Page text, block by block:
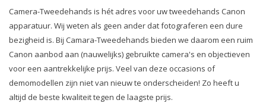
Camera-Tweedehands is hét adres voor uw tweedehands Canon
apparatuur. Wij weten als geen ander dat fotograferen een dure
bezigheid is. Bij Camara-Tweedehands bieden we daarom een ruim
Canon aanbod aan (nauwelijks) gebruikte camera's en objectieven
voor een aantrekkelijke prijs. Veel van deze occasions of
demomodellen zijn niet van nieuw te onderscheiden! Zo heeft u
altijd de beste kwaliteit tegen de laagste prijs.